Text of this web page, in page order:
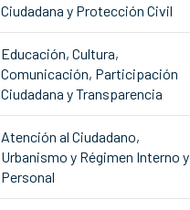
Ciudadana y Protección Civil
Educación, Cultura,
Comunicación, Participación
Ciudadana y Transparencia
Atención al Ciudadano,
Urbanismo y Régimen Interno y
Personal